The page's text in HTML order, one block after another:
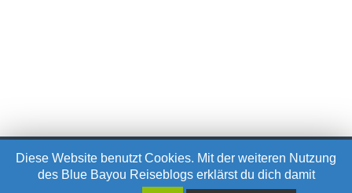
© Blue Bayou – All Rights Reserved.Impressum
Diese Website benutzt Cookies. Mit der weiteren Nutzung
des Blue Bayou Reiseblogs erklärst du dich damit